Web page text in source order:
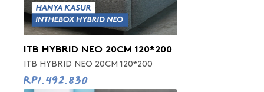
ITB HYBRID NEO 20CM 120*200
ITB HYBRID NEO 20CM 120*200
Rp1.492.830